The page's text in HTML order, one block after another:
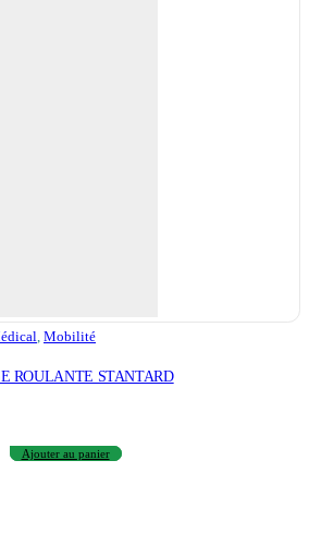
, Mobilité
ROULANTE STANTARD
Ajouter au panier